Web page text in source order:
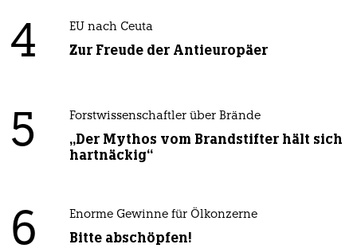
4 EU nach Ceuta
Zur Freude der Antieuropäer
5 Forstwissenschaftler über Brände
„Der Mythos vom Brandstifter hält sich
hartnäckig“
6 Enorme Gewinne für Ölkonzerne
Bitte abschöpfen!